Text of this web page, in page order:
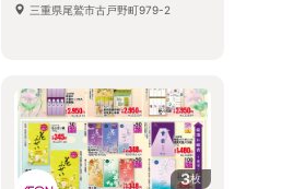
三重県尾鷲市古戸野町979-2
3枚